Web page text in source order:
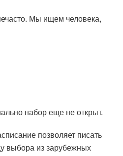
Мы ищем человека,
набор еще не открыт.
позволяет писать
выбора из зарубежных